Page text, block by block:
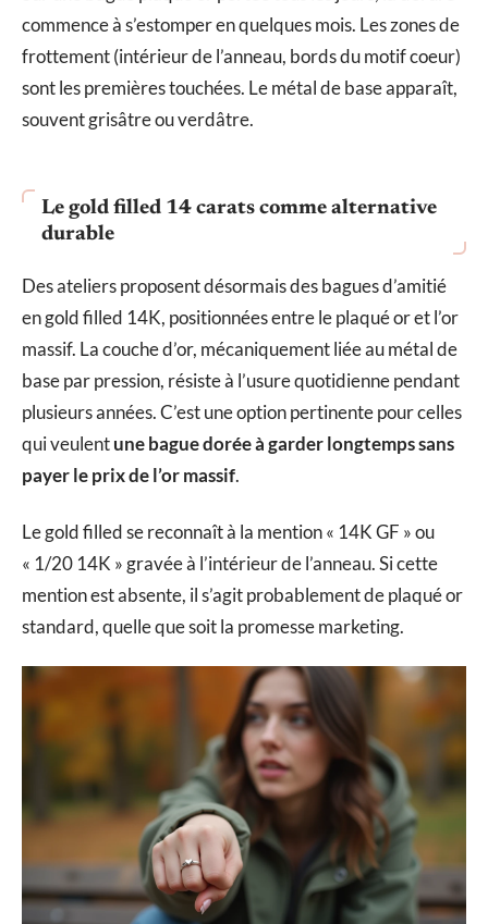
commence à s’estomper en quelques mois. Les zones de
frottement (intérieur de l’anneau, bords du motif coeur)
sont les premières touchées. Le métal de base apparaît,
souvent grisâtre ou verdâtre.
Le gold filled 14 carats comme alternative
durable
Des ateliers proposent désormais des bagues d’amitié
en gold filled 14K, positionnées entre le plaqué or et l’or
massif. La couche d’or, mécaniquement liée au métal de
base par pression, résiste à l’usure quotidienne pendant
plusieurs années. C’est une option pertinente pour celles
qui veulentune bague dorée à garder longtemps sans
payer le prix de l’or massif.
Le gold filled se reconnaît à la mention « 14K GF » ou
« 1/20 14K » gravée à l’intérieur de l’anneau. Si cette
mention est absente, il s’agit probablement de plaqué or
standard, quelle que soit la promesse marketing.